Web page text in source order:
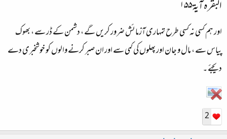
البقرہ آية ۱۵۵​
اور ہم کسی نہ کسی طرح تمہاری آزمائش ضرور کریں گے ، دشمن کے ڈر سے ، بھوک
پیاس سے ، مال و جان اور پھلوں کی کمی سے اور ان صبر کرنے والوں کو خوشخبری دے
دیجئے ۔​
2